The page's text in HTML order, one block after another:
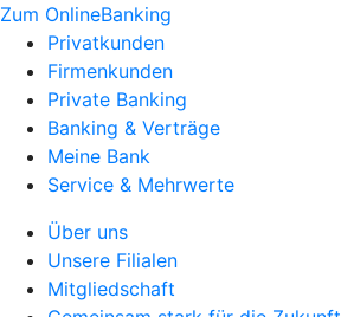
Zum OnlineBanking
Privatkunden
Firmenkunden
Private Banking
Banking & Verträge
Meine Bank
Service & Mehrwerte
Über uns
Unsere Filialen
Mitgliedschaft